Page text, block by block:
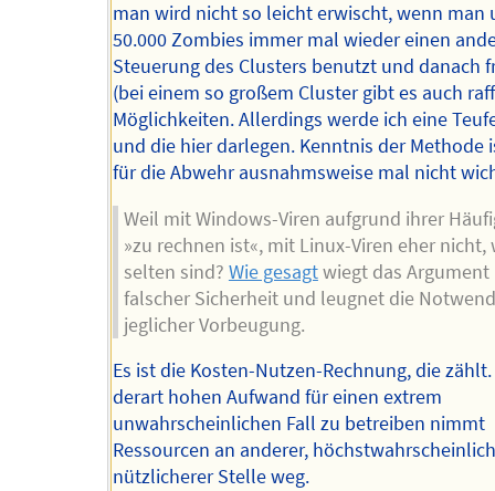
man wird nicht so leicht erwischt, wenn man
50.000 Zombies immer mal wieder einen
Steuerung des Clusters benutzt und danach
(bei einem so großem Cluster gibt es auch
Möglichkeiten. Allerdings werde ich eine
und die hier darlegen. Kenntnis der Methode
für die Abwehr ausnahmsweise mal nicht
Weil mit Windows-Viren aufgrund ihrer
»zu rechnen ist«, mit Linux-Viren eher nicht,
selten sind? Wie gesagtwiegt das Argument
falscher Sicherheit und leugnet die
jeglicher Vorbeugung.
Es ist die Kosten-Nutzen-Rechnung, die
derart hohen Aufwand für einen extrem
unwahrscheinlichen Fall zu betreiben nimmt
Ressourcen an anderer,
nützlicherer Stelle weg.